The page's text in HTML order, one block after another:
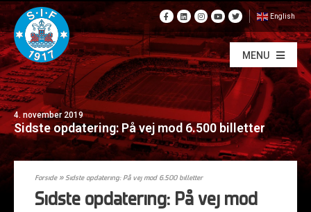
English
MENU
4. november 2019
Sidste opdatering: På vej mod 6.500 billetter
Forside»Sidste opdatering: På vej mod 6.500 billetter
Sidste opdatering: På vej mod